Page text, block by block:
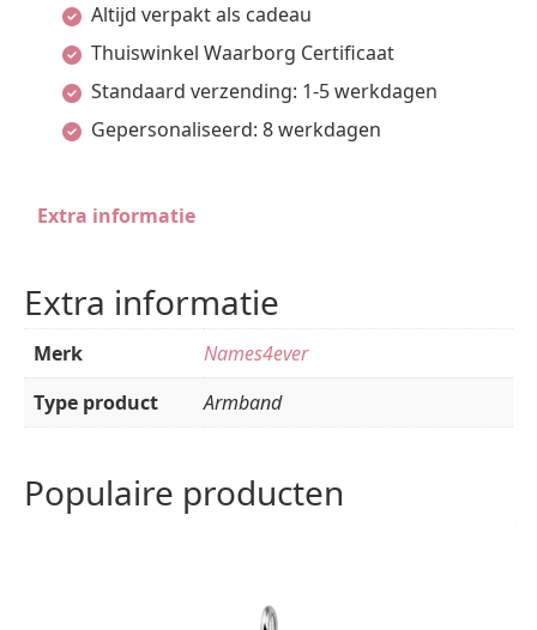
naam
Chow
Chow
aantal
Altijd verpakt als cadeau
Thuiswinkel Waarborg Certificaat
Standaard verzending: 1-5 werkdagen
Gepersonaliseerd: 8 werkdagen
Extra informatie
Extra informatie
Merk
Names4ever
Type product
Armband
Populaire producten